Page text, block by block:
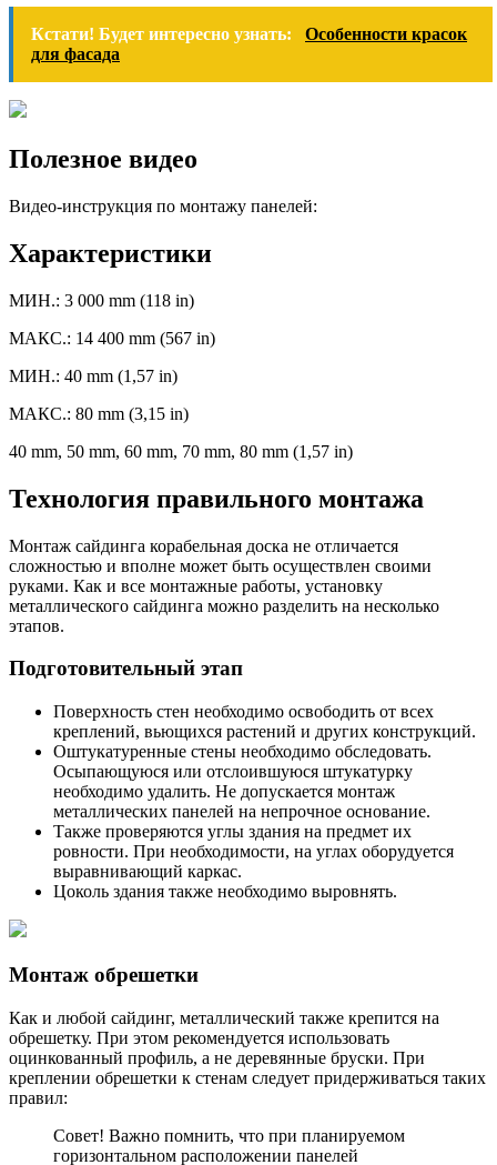
Кстати! Будет интересно узнать:
Особенности красок
для фасада
Полезное видео
Видео-инструкция по монтажу панелей:
Характеристики
МИН.: 3 000 mm (118 in)
МАКС.: 14 400 mm (567 in)
МИН.: 40 mm (1,57 in)
МАКС.: 80 mm (3,15 in)
40 mm, 50 mm, 60 mm, 70 mm, 80 mm (1,57 in)
Технология правильного монтажа
Монтаж сайдинга корабельная доска не отличается
сложностью и вполне может быть осуществлен своими
руками. Как и все монтажные работы, установку
металлического сайдинга можно разделить на несколько
этапов.
Подготовительный этап
Поверхность стен необходимо освободить от всех
креплений, вьющихся растений и других конструкций.
Оштукатуренные стены необходимо обследовать.
Осыпающуюся или отслоившуюся штукатурку
необходимо удалить. Не допускается монтаж
металлических панелей на непрочное основание.
Также проверяются углы здания на предмет их
ровности. При необходимости, на углах оборудуется
выравнивающий каркас.
Цоколь здания также необходимо выровнять.
Монтаж обрешетки
Как и любой сайдинг, металлический также крепится на
обрешетку. При этом рекомендуется использовать
оцинкованный профиль, а не деревянные бруски. При
креплении обрешетки к стенам следует придерживаться таких
правил:
Совет! Важно помнить, что при планируемом
горизонтальном расположении панелей